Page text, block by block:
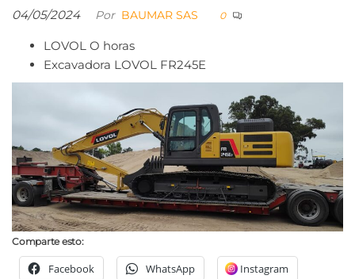
04/05/2024 Por BAUMAR SAS 0
LOVOL O horas
Excavadora LOVOL FR245E
Comparte esto:
Facebook WhatsApp Instagram